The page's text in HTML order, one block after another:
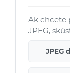
Ak chcete
JPEG,
JPEG